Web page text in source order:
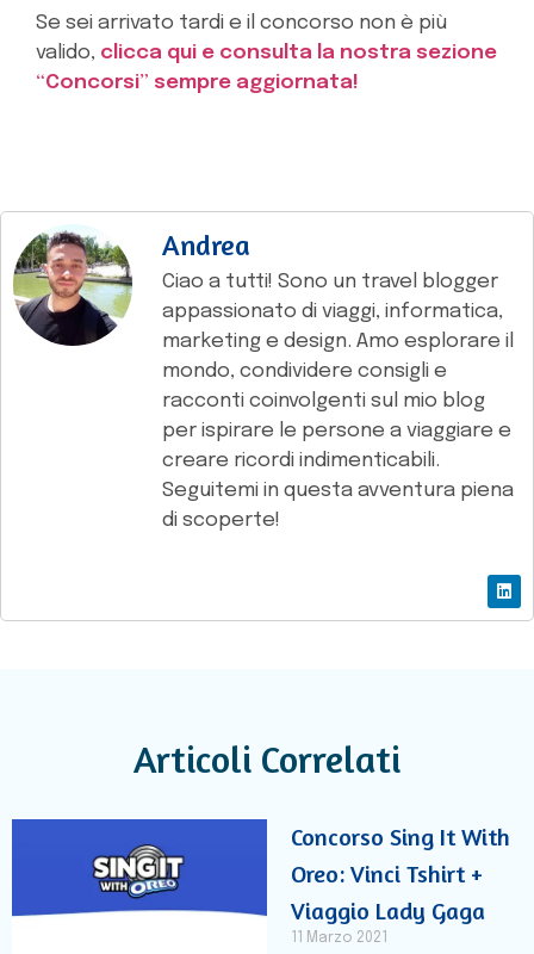
Se sei arrivato tardi e il concorso non è più
valido, clicca qui e consulta la nostra sezione
“Concorsi” sempre aggiornata!
Andrea
Ciao a tutti! Sono un travel blogger
appassionato di viaggi, informatica,
marketing e design. Amo esplorare il
mondo, condividere consigli e
racconti coinvolgenti sul mio blog
per ispirare le persone a viaggiare e
creare ricordi indimenticabili.
Seguitemi in questa avventura piena
di scoperte!
Articoli Correlati
Concorso Sing It With
Oreo: Vinci Tshirt +
Viaggio Lady Gaga
11 Marzo 2021